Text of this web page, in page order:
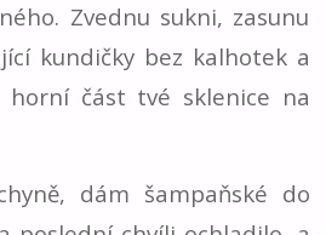
Zvednu sukni, zasunu
kundičky bez kalhotek a
část tvé sklenice na
dám šampaňské do